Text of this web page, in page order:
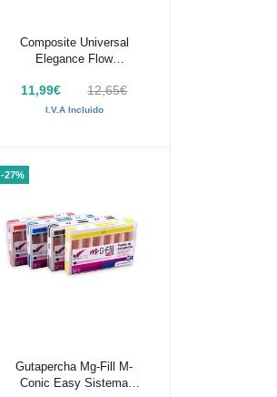
Añadir al carrito
Composite Universal
Elegance Flow
11,99€ 12,65€
I.V.A Incluido
-27%
Añadir al carrito
Gutapercha Mg-Fill M-
Conic Easy Sistema